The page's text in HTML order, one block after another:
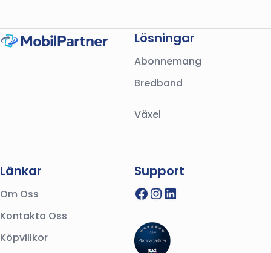
Lösningar
Abonnemang
Bredband
Växel
Länkar
Om Oss
Kontakta Oss
Köpvillkor
Support
Facebook
Instagram
LinkedIn